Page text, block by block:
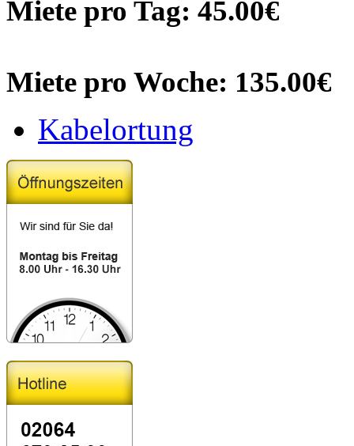
Miete pro Tag: 45.00€
Miete pro Woche: 135.00€
Kabelortung